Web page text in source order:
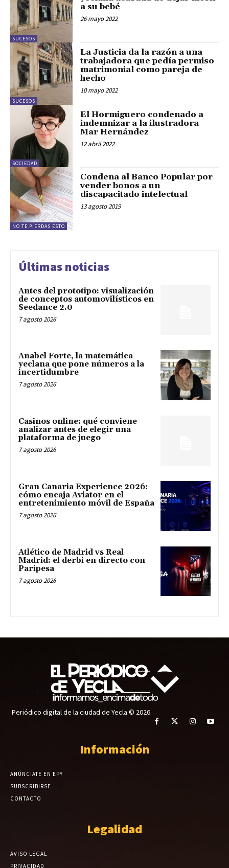
SUCESOS
a su bebé
26 mayo 2022
SUCESOS
La Justicia da la razón a una
trabajadora que pedía permiso
matrimonial como pareja de
hecho
10 mayo 2022
SOCIEDAD
El Hormiguero condenado a
indemnizar a la ilustradora
Mar Hernández
12 abril 2022
NO TE PIERDAS ESTO
Condena al Banco Popular por
vender bonos a un
discapacitado intelectual
13 agosto 2019
Últimas noticias
Antes del prototipo: visualización
de conceptos automovilísticos en
Seedance 2.0
7 agosto 2026
Anabel Forte, la matemática
yeclana que pone números a la
incertidumbre
7 agosto 2026
Casinos online: qué conviene
analizar antes de elegir una
plataforma de juego
7 agosto 2026
Gran Canaria Experience 2026:
cómo encaja Aviator en el
entretenimiento móvil de España
7 agosto 2026
Atlético de Madrid vs Real
Madrid: el derbi en directo con
Paripesa
7 agosto 2026
Periódico digital de la ciudad de Yecla © 2026
Información
ANÚNCIATE EN EPY
SUBSCRIBIRSE
CONTACTO
Legalidad
AVISO LEGAL
PRIVACIDAD